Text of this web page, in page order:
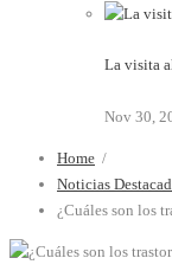
La visita
Nov 30,
Home /
Noticias
¿Cuáles son los